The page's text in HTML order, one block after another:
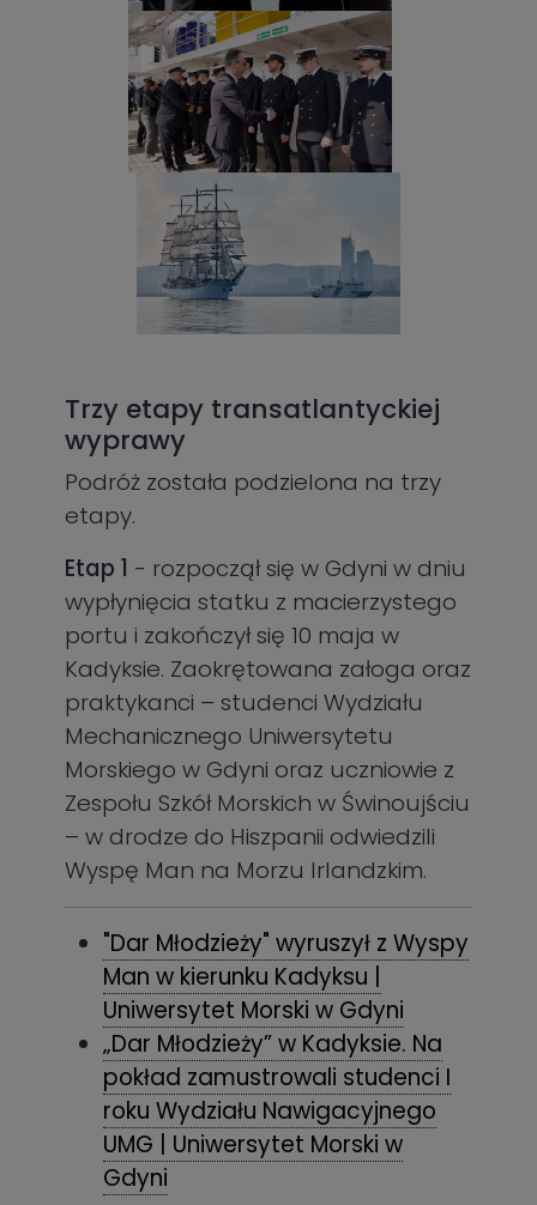
Trzy etapy transatlantyckiej
wyprawy
Podróż została podzielona na trzy
etapy.
Etap 1 - rozpoczął się w Gdyni w dniu
wypłynięcia statku z macierzystego
portu i zakończył się 10 maja w
Kadyksie. Zaokrętowana załoga oraz
praktykanci – studenci Wydziału
Mechanicznego Uniwersytetu
Morskiego w Gdyni oraz uczniowie z
Zespołu Szkół Morskich w Świnoujściu
– w drodze do Hiszpanii odwiedzili
Wyspę Man na Morzu Irlandzkim.
"Dar Młodzieży" wyruszył z Wyspy
Man w kierunku Kadyksu |
Uniwersytet Morski w Gdyni
„Dar Młodzieży” w Kadyksie. Na
pokład zamustrowali studenci I
roku Wydziału Nawigacyjnego
UMG | Uniwersytet Morski w
Gdyni